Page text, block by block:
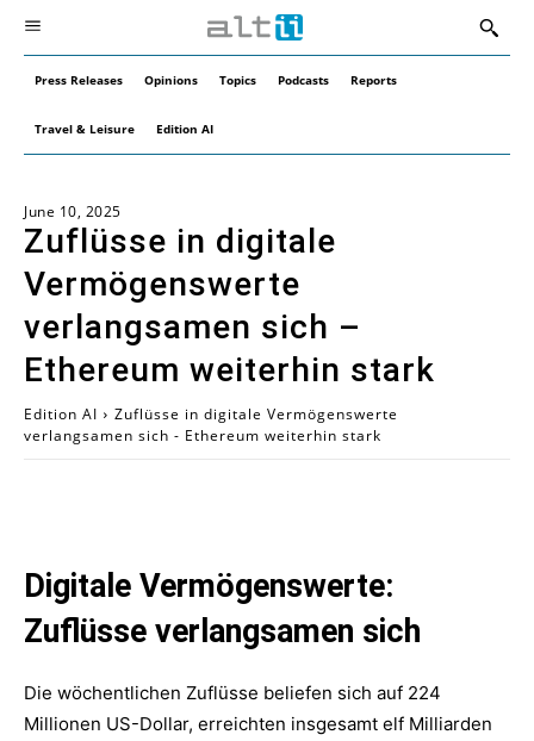
Press Releases Opinions Topics Podcasts Reports
Travel & Leisure Edition AI
June 10, 2025
Zuflüsse in digitale
Vermögenswerte
verlangsamen sich –
Ethereum weiterhin stark
Edition AI
Zuflüsse in digitale Vermögenswerte
verlangsamen sich - Ethereum weiterhin stark
Digitale Vermögenswerte:
Zuflüsse verlangsamen sich
Die wöchentlichen Zuflüsse beliefen sich auf 224
Millionen US-Dollar, erreichten insgesamt elf Milliarden